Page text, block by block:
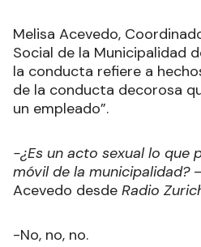
Melisa Acevedo,
Social de la Municipalidad
la conducta refiere a
de la conducta decorosa
un empleado”.
-¿Es un acto sexual lo que
móvil de la municipalidad?
Acevedo desde Radio
-No, no, no.